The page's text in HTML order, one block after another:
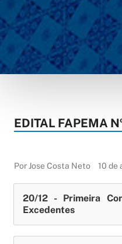
EDITAL FAPEMA
Por Jose Costa Neto 10 de
20/12 - Primeira
Excedentes